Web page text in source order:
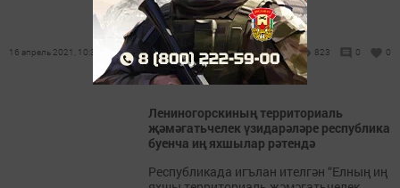
16 апрель 2021, 10:31 823 0 0
Лениногорскиның территориаль
җәмәгатьчелек үзидарәләре республика
буенча иң яхшылар рәтендә
Республикада игълан ителгән “Елның иң